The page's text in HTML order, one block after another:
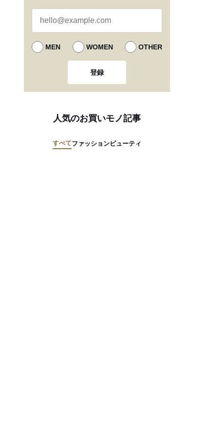
MEN WOMEN OTHER
登録
人気のお買いモノ記事
すべてファッションビューティ